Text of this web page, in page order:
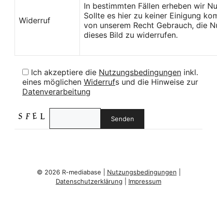
Widerruf
In bestimmten Fällen erheben wir
Sollte es hier zu keiner Einigung
von unserem Recht Gebrauch, die
dieses Bild zu widerrufen.
Ich akzeptiere die Nutzungsbedingungen inkl.
eines möglichen Widerrufs und die Hinweise zur
Datenverarbeitung
© 2026 R-mediabase | Nutzungsbedingungen
Datenschutzerklärung
Impressum